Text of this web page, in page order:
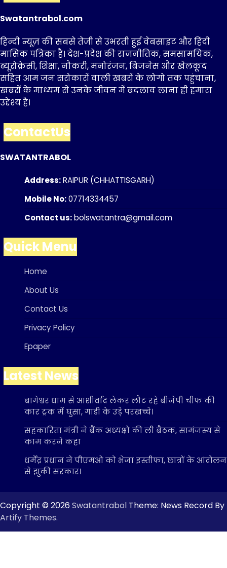
Swatantrabol.com
हिन्दी न्यूज़ की सबसे तेजी से उभरती हुई वेबसाइट और हिंदी
मासिक पत्रिका है। देश-प्रदेश की राजनीतिक, समसामयिक,
ब्यूरोक्रेसी, शिक्षा, नौकरी, मनोरंजन, बिजनेस और खेलकूद
सहित आम जन सरोकारों वाली खबरों के लोगो तक पहुंचाना,
खबरों के माध्यम से उनके जीवन में बदलाव लाना ही हमारा
उद्देश्य है।
ContactUs
SWATANTRABOL
Address:RAIPUR (CHHATTISGARH)
Mobile No:07714334457
Contact us:bolswatantra@gmail.com
Quick Menu
Home
About Us
Contact Us
Privacy Policy
Epaper
Latest News
बागेश्वर धाम से आशीर्वाद लेकर लौट रहे बीजेपी चीफ की
कार ट्रक में घुसा, गाडी के उड़े परखच्चे।
सहकारिता मंत्री ने बैंक अध्यक्षो की ली बैठक, सामंजस्य से
काम करने कहा
धर्मेंद्र प्रधान ने पीएमओ को भेजा इस्तीफा, छात्रों के आंदोलन
से झुकी सरकार।
Copyright © 2026 Swatantrabol Theme: News Record By
Artify Themes.